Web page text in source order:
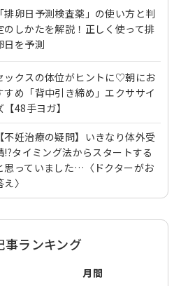
「排卵日予測検査薬」の使い方と判
のしかたを解説！正しく使って排
日を予測
ックスの体位がヒントに♡朝にお
すめ「背中引き締め」エクササイ
【48手ヨガ】
【不妊治療の疑問】いきなり体外受
!?タイミング法からスタートする
思っていました…〈ドクターがお
え〉
事ランキング
月間